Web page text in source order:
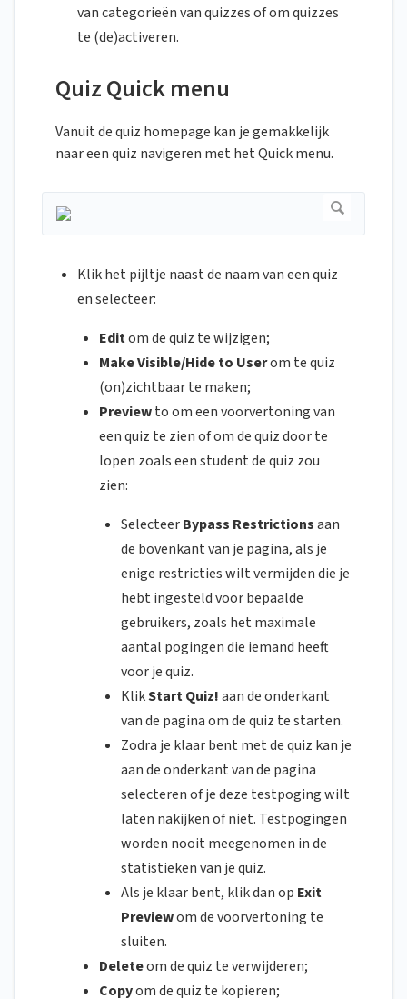
van categorieën van quizzes of om quizzes
te (de)activeren.
Quiz Quick menu
Vanuit de quiz homepage kan je gemakkelijk
naar een quiz navigeren met het Quick menu.
Klik het pijltje naast de naam van een quiz
en selecteer:
Editom de quiz te wijzigen;
Make Visible/Hide to Userom te quiz
(on)zichtbaar te maken;
Previewto om een voorvertoning van
een quiz te zien of om de quiz door te
lopen zoals een student de quiz zou
zien:
SelecteerBypass Restrictionsaan
de bovenkant van je pagina, als je
enige restricties wilt vermijden die je
hebt ingesteld voor bepaalde
gebruikers, zoals het maximale
aantal pogingen die iemand heeft
voor je quiz.
KlikStart Quiz!aan de onderkant
van de pagina om de quiz te starten.
Zodra je klaar bent met de quiz kan je
aan de onderkant van de pagina
selecteren of je deze testpoging wilt
laten nakijken of niet. Testpogingen
worden nooit meegenomen in de
statistieken van je quiz.
Als je klaar bent, klik dan op Exit
Previewom de voorvertoning te
sluiten.
Deleteom de quiz te verwijderen;
Copyom de quiz te kopieren;